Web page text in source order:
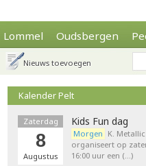
Lommel Oudsbergen
Nieuws toevoegen
Kalender Pelt
Zaterdag
8
Augustus
Kids Fun dag
Morgen K.
organiseert op
16:00 uur een (…)